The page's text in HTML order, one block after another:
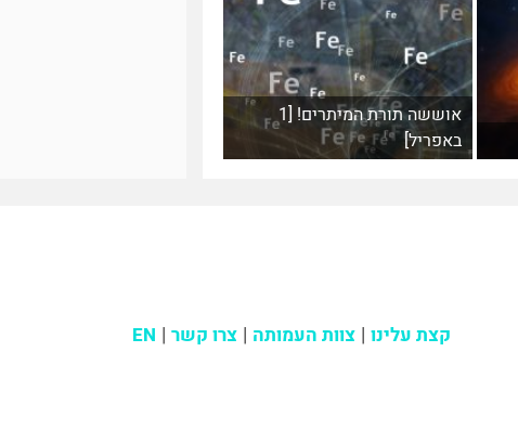
אוששה תורת המיתרים! [1
באפריל]
קצת עלינו צוות העמותה צרו קשר EN